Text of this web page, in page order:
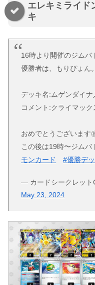
エレキミライド
キ
16時より開催のジム
優勝者は、もりぴょ
デッキ名:ムゲンダイ
コメント:クライマッ
おめでとうございます
この後は19時〜ジム
モンカード
#優勝デ
— カードシークレット
May 23, 2024